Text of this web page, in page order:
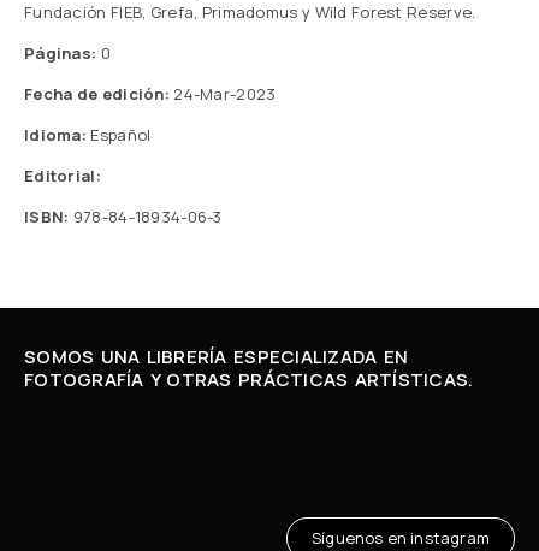
Fundación FIEB, Grefa, Primadomus y Wild Forest Reserve.
Páginas: 0
Fecha de edición: 24-Mar-2023
Idioma: Español
Editorial:
ISBN: 978-84-18934-06-3
SOMOS UNA LIBRERÍA ESPECIALIZADA EN
FOTOGRAFÍA Y OTRAS PRÁCTICAS ARTÍSTICAS.
Síguenos en instagram